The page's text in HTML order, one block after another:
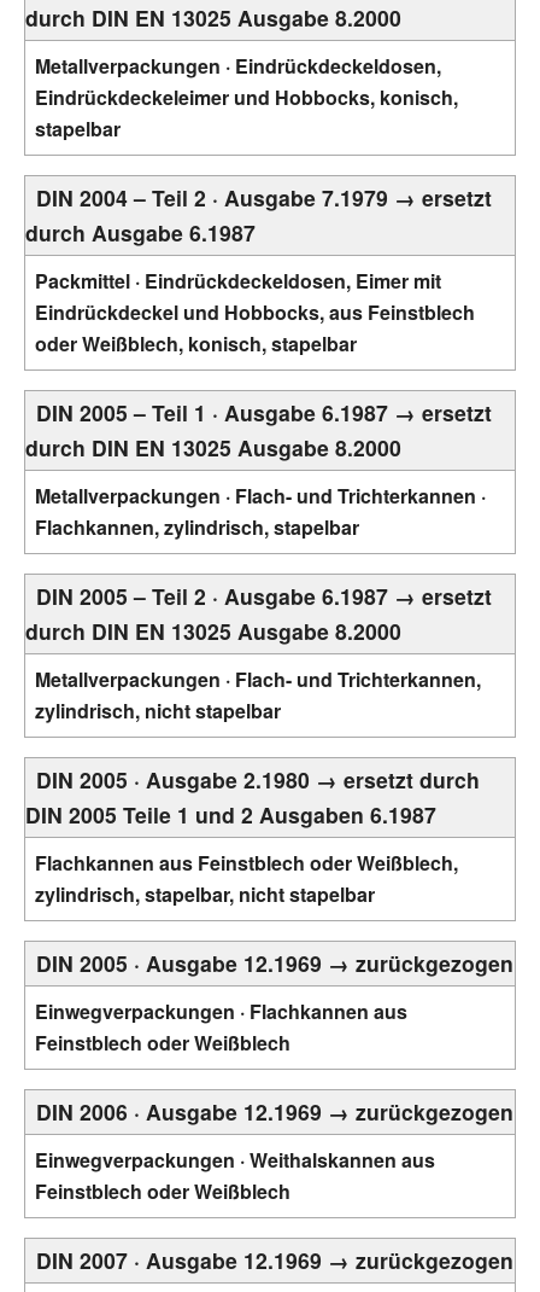
durch DIN EN 13025 Ausgabe 8.2000
Metallverpackungen · Eindrückdeckeldosen,
Eindrückdeckeleimer und Hobbocks, konisch,
stapelbar
DIN 2004 – Teil 2 · Ausgabe 7.1979 → ersetzt
durch Ausgabe 6.1987
Packmittel · Eindrückdeckeldosen, Eimer mit
Eindrückdeckel und Hobbocks, aus Feinstblech
oder Weißblech, konisch, stapelbar
DIN 2005 – Teil 1 · Ausgabe 6.1987 → ersetzt
durch DIN EN 13025 Ausgabe 8.2000
Metallverpackungen · Flach- und Trichterkannen ·
Flachkannen, zylindrisch, stapelbar
DIN 2005 – Teil 2 · Ausgabe 6.1987 → ersetzt
durch DIN EN 13025 Ausgabe 8.2000
Metallverpackungen · Flach- und Trichterkannen,
zylindrisch, nicht stapelbar
DIN 2005 · Ausgabe 2.1980 → ersetzt durch
DIN 2005 Teile 1 und 2 Ausgaben 6.1987
Flachkannen aus Feinstblech oder Weißblech,
zylindrisch, stapelbar, nicht stapelbar
DIN 2005 · Ausgabe 12.1969 → zurückgezogen
Einwegverpackungen · Flachkannen aus
Feinstblech oder Weißblech
DIN 2006 · Ausgabe 12.1969 → zurückgezogen
Einwegverpackungen · Weithalskannen aus
Feinstblech oder Weißblech
DIN 2007 · Ausgabe 12.1969 → zurückgezogen